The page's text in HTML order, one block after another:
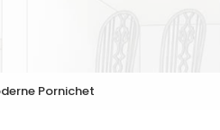
Pornichet